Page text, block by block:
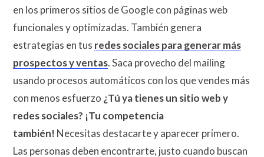
en los primeros sitios de Google con páginas web
funcionales y optimizadas. También genera
estrategias en tus redes sociales para generar más
prospectos y ventas. Saca provecho del mailing
usando procesos automáticos con los que vendes más
con menos esfuerzo ¿Tú ya tienes un sitio web y
redes sociales? ¡Tu competencia
también! Necesitas destacarte y aparecer primero.
Las personas deben encontrarte, justo cuando buscan